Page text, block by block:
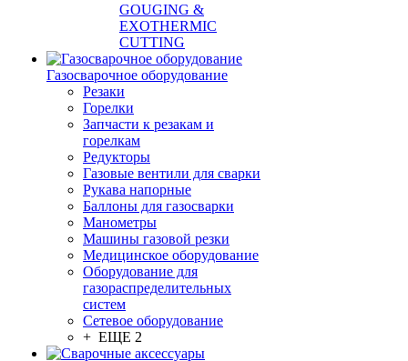
GOUGING &
EXOTHERMIC
CUTTING
Газосварочное оборудование
Резаки
Горелки
Запчасти к резакам и
горелкам
Редукторы
Газовые вентили для сварки
Рукава напорные
Баллоны для газосварки
Манометры
Машины газовой резки
Медицинское оборудование
Оборудование для
газораспределительных
систем
Сетевое оборудование
+ ЕЩЕ 2